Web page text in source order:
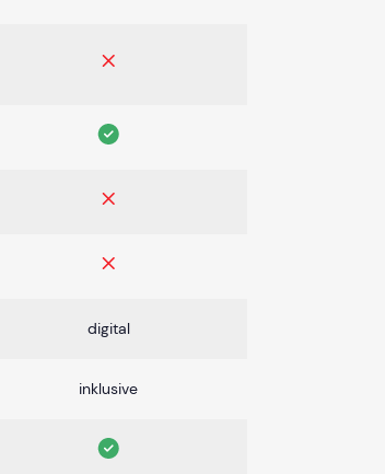
digital
inklusive